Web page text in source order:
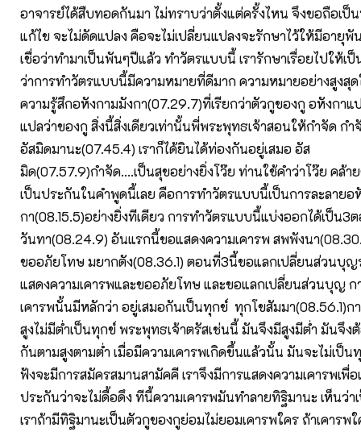
อาจารย์ได้สืบทอดกันมา ไม่ทราบว่าตั้งแต่ครั้งไหน จึงขอถือเป็
แก้ไข จะไม่ดัดแปลง คือจะไม่เปลี่ยนแปลงจะรักษาไว้ให้มีอายุพั
เชื่อว่าทำมาเป็นพันๆปีแล้ว ทำวัตรแบบนี้ เรารักษาเรื่อยไปให้เป็
ว่าการทำวัตรแบบนี้มีความหมายที่ดีมาก ความหมายอย่างสูงสุ
ความรู้สึกอหังกามมังกา(07.29.7)ที่เรียกว่าตัวกูของกู อหังกาแ
แปลว่าของกู สิ่งนี้สิ่งเดียวเท่านั้นพี่พระพุทธเจ้าสอนให้กำจัด กำ
อัสมิดมานะ(07.45.4) เราก็ได้ยินได้ท่องกันอยู่เสมอ อัส
มิด(07.57.9)กำจัด....เป็นสุขอย่างยิ่งโว๊ย ท่านใช้คำว่าโว๊ย คล้า
เป็นประกันในคำพูดนี้เลย คือการทำวัตรแบบนี้เป็นการละลายอ
กา(08.15.5)อย่างยิ่งทีเดียว การทำวัตรแบบนี้แบ่งออกได้เป็น3
วันทา(08.24.9) อันแรกนี้ขอแสดงความเคารพ สพพังนา
ขออภัยโทษ มยากตัง(08.36.1) ตอนที่3นี้ขอแลกเปลี่ยนส่วนบุญ
แสดงความเคารพและขออภัยโทษ และขอแลกเปลี่ยนส่วนบุญ ก
เคารพนั้นมีหลักว่า อยู่เสมอกันเป็นทุกข์ ทุกโขสัมมา(08.56.1)ก
สูงไม่มีต่ำเป็นทุกข์ พระพุทธเจ้าตรัสเช่นนี้ มันจึงมีสูงมีต่ำ มันจึง
กันตามสูงตามต่ำ เมื่อมีความเคารพเกิดขึ้นแล้วนั้น มันจะไม่เป็น
ฟังจะมีการสมัครสมานสามัคคี เราจึงมีการแสดงความเคารพเพื่อ
ประกันว่าจะไม่ดื้อดึง ทีนี้ความเคารพมันทำลายทิฐิมานะ เห็นว่
เราถ้ามีทิฐิมานะเป็นตัวกูของกูย่อมไม่ยอมเคารพใคร ถ้าเคารพ